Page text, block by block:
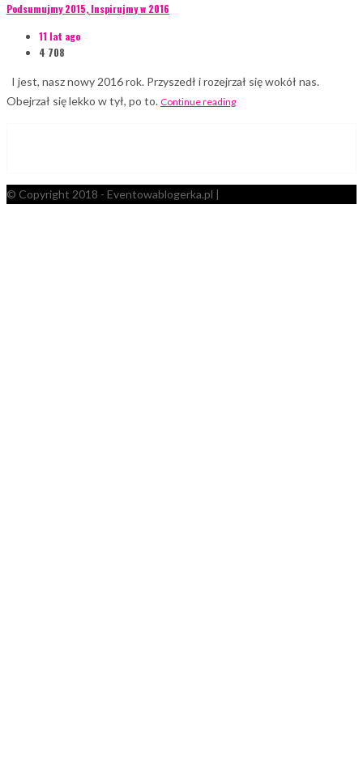
Podsumujmy 2015, Inspirujmy w 2016
11 lat ago
4 708
I jest, nasz nowy 2016 rok. Przyszedł i rozejrzał się wokół nas.
Obejrzał się lekko w tył, po to. Continue reading
© Copyright 2018 - Eventowablogerka.pl |